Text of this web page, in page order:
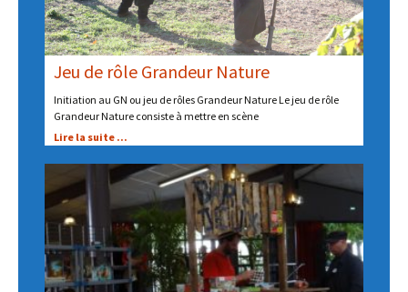
Jeu de rôle Grandeur Nature
Initiation au GN ou jeu de rôles Grandeur Nature Le jeu de rôle
Grandeur Nature consiste à mettre en scène
Lire la suite ...